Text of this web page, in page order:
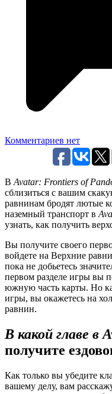
Комментариев нет
В Avatar: Frontiers of
сблизиться с вашим
равнинам бродят лютые
наземный транспорт в
узнать, как получить
Вы получите своего
войдете на Верхние
пока не добьетесь
первом разделе игры вы
южную часть карты. Но
игры, вы окажетесь на
равнин.
В какой главе в
получите
Как только вы убедите
вашему делу, вам